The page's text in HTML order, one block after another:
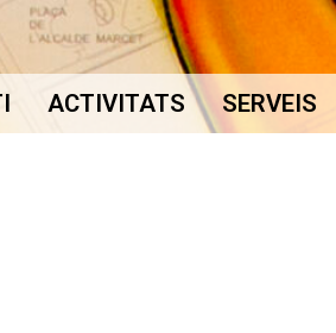
Secondary
ACTIVITATS SERVEIS